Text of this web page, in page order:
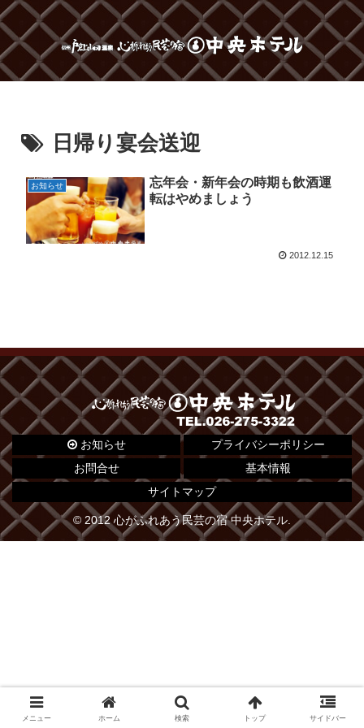
日帰り宴会送迎
お知らせ
忘年会・新年会の時期も飲酒運
転はやめましょう
2012.12.15
お知らせ
プライバシーポリシー
お問合せ
基本情報
サイトマップ
© 2012 心がふれあう民芸の宿 中央ホテル.
メニュー ホーム 検索 トップ サイドバー